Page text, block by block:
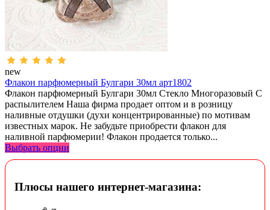
new
Флакон парфюмерный Булгари 30мл арт1802
Флакон парфюмерный Булгари 30мл Стекло Многоразовый С
распылителем Наша фирма продает оптом и в розницу
наливные отдушки (духи концентрированные) по мотивам
известных марок. Не забудьте приобрести флакон для
наливной парфюмерии! Флакон продается только...
Выбрать опции
Плюсы нашего интернет-магазина: